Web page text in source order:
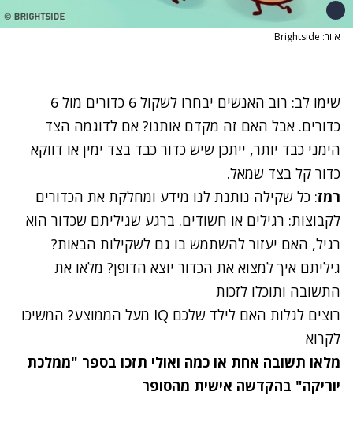
איור: Brightside
שימו לב: רוב האנשים יבחרו לשקול 6 כדורים מול 6
כדורים. אבל האם זה מקדם אותנו? אם לדוגמה הצד
הימני כבד יותר, ייתכן שיש כדור כבד בצד ימין או דווקא
כדור קל בצד שמאל.
רמז: כל שקילה נותנת לנו מידע ומחלקת את הכדורים
לקבוצות: רגילים או חשודים. ברגע שגיליתם שכדור הוא
רגיל, האם יעזור להשתמש בו גם לשקילות הבאות?
גיליתם איך למצוא את הכדור יוצא הדופן? מלאו את
התשובה ותוכלו לזכות
רוצים לגלות האם לילד שלכם IQ מעל הממוצע? המשיכו
לקרוא
מלאו תשובה אחת או כמה ואולי תזכו בספר "ממלכת
יוריקה" בהקדשה אישית מהסופר